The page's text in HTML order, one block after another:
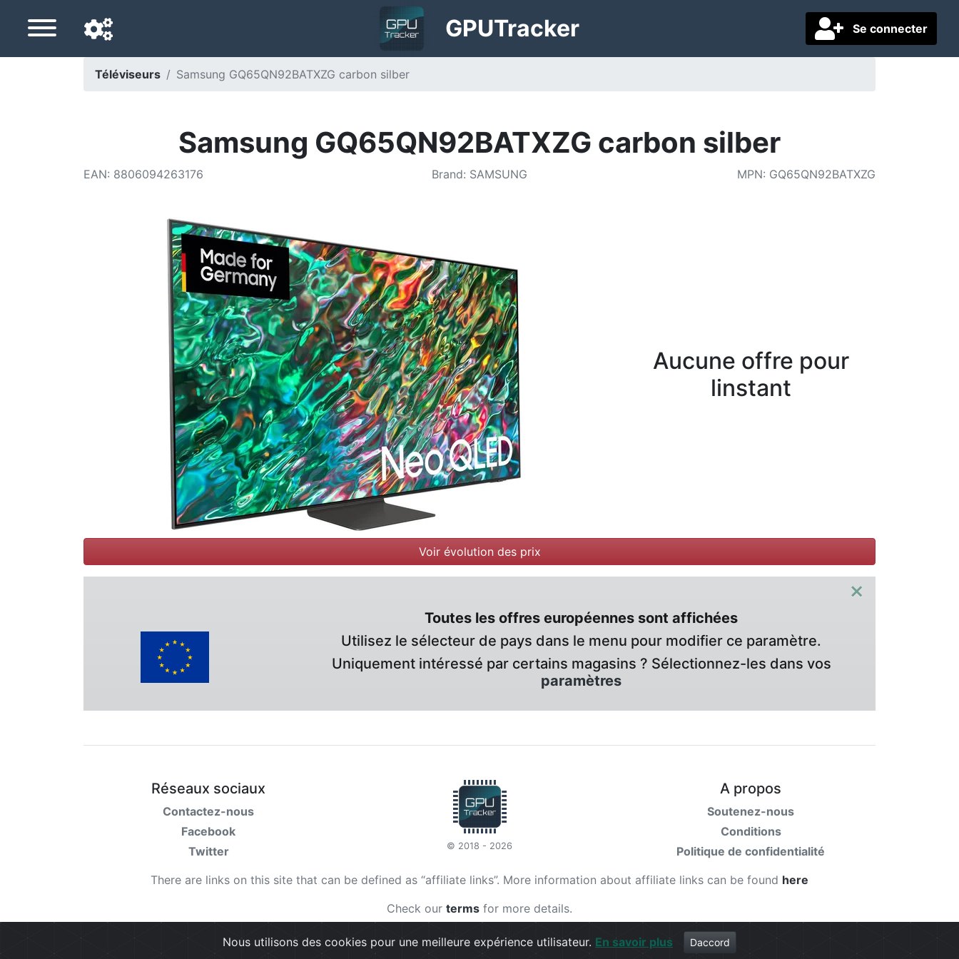
Se connecter
GPUTracker
Téléviseurs Samsung GQ65QN92BATXZG carbon silber
Samsung GQ65QN92BATXZG carbon silber
EAN: 8806094263176 Brand: SAMSUNG MPN: GQ65QN92BATXZG
Aucune offre pour
linstant
Voir évolution des prix
×
Toutes les offres européennes sont affichées
Utilisez le sélecteur de pays dans le menu pour modifier ce paramètre.
Uniquement intéressé par certains magasins ? Sélectionnez-les dans vos
paramètres
Réseaux sociaux
Contactez-nous
Facebook
Twitter
© 2018 - 2026
A propos
Soutenez-nous
Conditions
Politique de confidentialité
There are links on this site that can be defined as “affiliate links”. More information about affiliate links can be found here
Check our terms for more details.
Nous utilisons des cookies pour une meilleure expérience utilisateur. En savoir plus Daccord